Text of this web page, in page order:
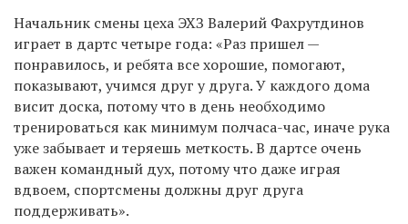
Начальник смены цеха ЭХЗ Валерий Фахрутдинов
играет в дартс четыре года: «Раз пришел —
понравилось, и ребята все хорошие, помогают,
показывают, учимся друг у друга. У каждого дома
висит доска, потому что в день необходимо
тренироваться как минимум полчаса-час, иначе рука
уже забывает и теряешь меткость. В дартсе очень
важен командный дух, потому что даже играя
вдвоем, спортсмены должны друг друга
поддерживать».